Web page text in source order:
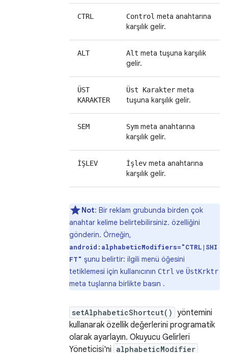
CTRL Control meta anahtarına
karşılık gelir.
ALT Alt meta tuşuna karşılık
gelir.
ÜST
KARAKTER
Üst Karakter meta
tuşuna karşılık gelir.
SEM Sym meta anahtarına
karşılık gelir.
İŞLEV İşlev meta anahtarına
karşılık gelir.
Not: Bir reklam grubunda birden çok
anahtar kelime belirtebilirsiniz. özelliğini
gönderin. Örneğin,
android:alphabeticModifiers="CTRL|SHI
FT" şunu belirtir: ilgili menü öğesini
tetiklemesi için kullanıcının Ctrl ve ÜstKrktr
meta tuşlarına birlikte basın .
setAlphabeticShortcut() yöntemini
kullanarak özellik değerlerini programatik
olarak ayarlayın. Okuyucu Gelirleri
Yöneticisi'ni alphabeticModifier